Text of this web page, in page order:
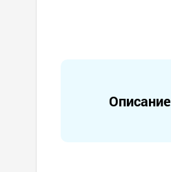
Описание